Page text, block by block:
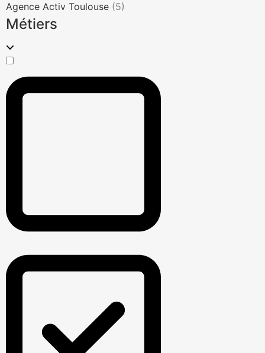
Agence Activ Toulouse (5)
Métiers